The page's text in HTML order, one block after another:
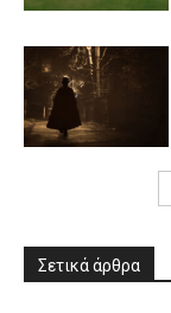
Σετικά άρθρα